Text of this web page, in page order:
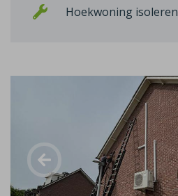
Hoekwoning isoleren